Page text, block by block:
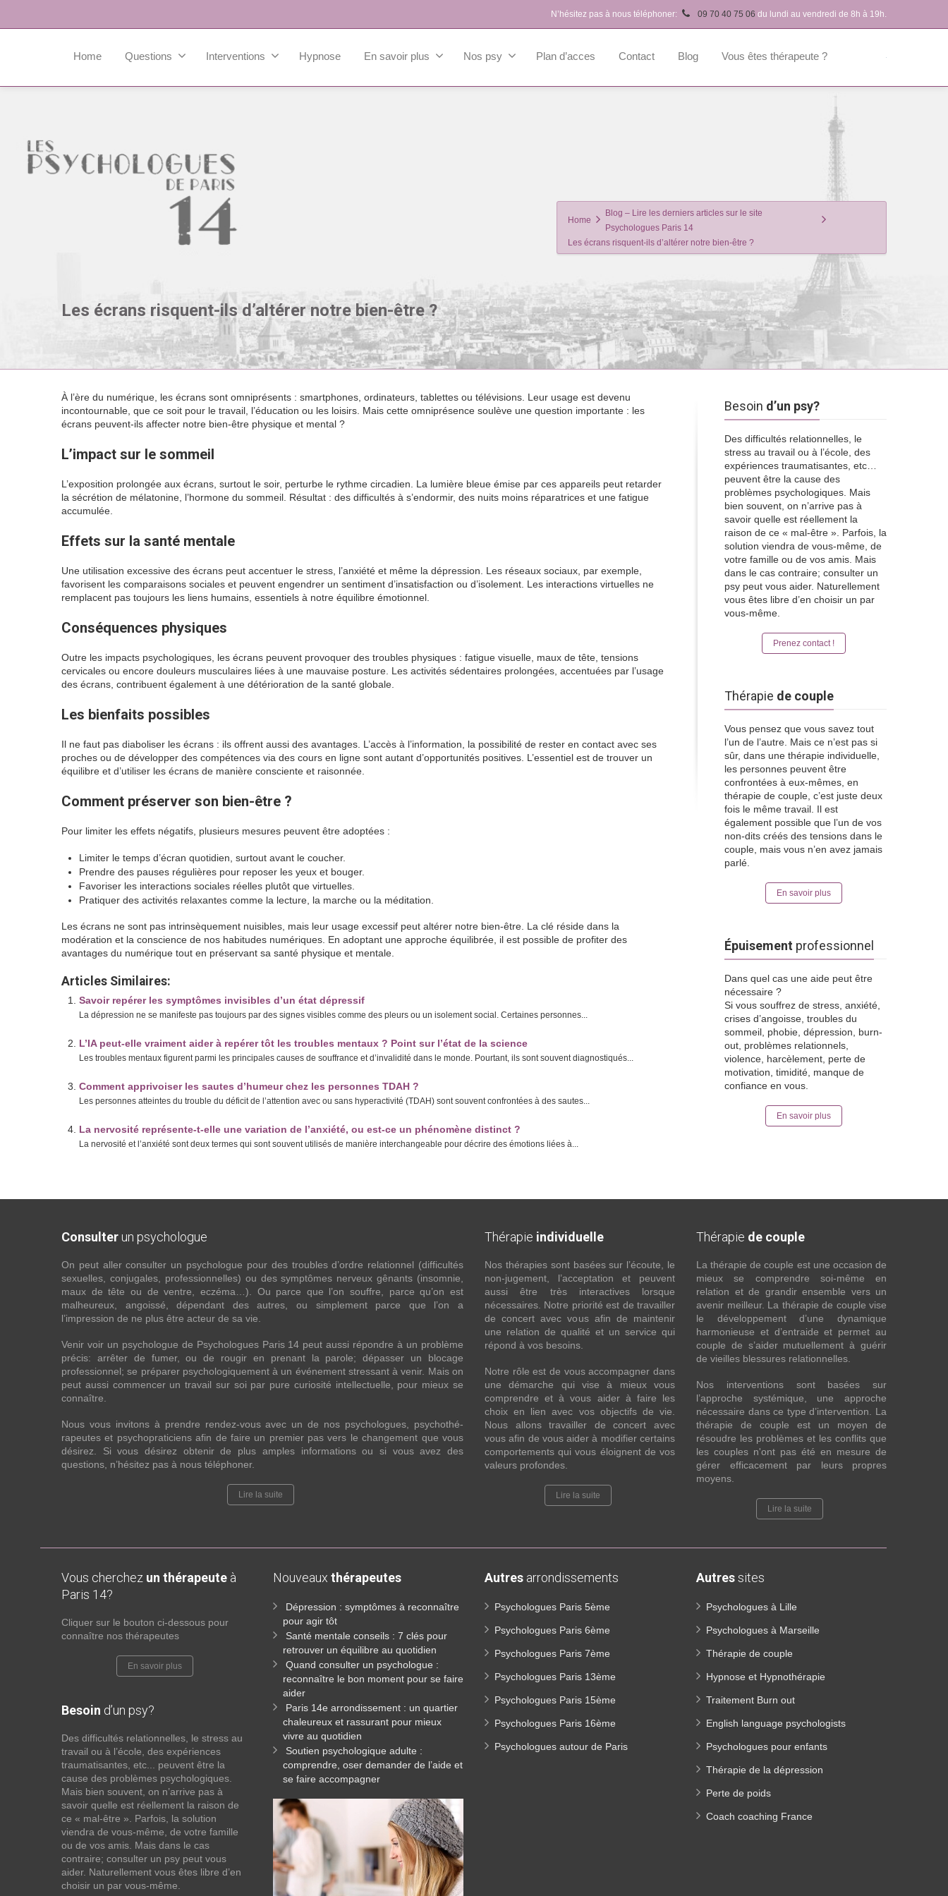
N’hésitez pas à nous téléphoner: 09 70 40 75 06 du lundi au vendredi de 8h à 19h.
Home Questions Interventions Hypnose En savoir plus Nos psy Plan d’acces Contact Blog Vous êtes thérapeute ?
Les écrans risquent-ils d’altérer notre bien-être ?
Home
Blog – Lire les derniers articles sur le site
Psychologues Paris 14
Les écrans risquent-ils d’altérer notre bien-être ?
À l’ère du numérique, les écrans sont omniprésents : smartphones, ordinateurs, tablettes ou télévisions. Leur usage est devenu
incontournable, que ce soit pour le travail, l’éducation ou les loisirs. Mais cette omniprésence soulève une question importante : les
écrans peuvent-ils affecter notre bien-être physique et mental ?
L’impact sur le sommeil
L’exposition prolongée aux écrans, surtout le soir, perturbe le rythme circadien. La lumière bleue émise par ces appareils peut retarder
la sécrétion de mélatonine, l’hormone du sommeil. Résultat : des difficultés à s’endormir, des nuits moins réparatrices et une fatigue
accumulée.
Effets sur la santé mentale
Une utilisation excessive des écrans peut accentuer le stress, l’anxiété et même la dépression. Les réseaux sociaux, par exemple,
favorisent les comparaisons sociales et peuvent engendrer un sentiment d’insatisfaction ou d’isolement. Les interactions virtuelles ne
remplacent pas toujours les liens humains, essentiels à notre équilibre émotionnel.
Conséquences physiques
Outre les impacts psychologiques, les écrans peuvent provoquer des troubles physiques : fatigue visuelle, maux de tête, tensions
cervicales ou encore douleurs musculaires liées à une mauvaise posture. Les activités sédentaires prolongées, accentuées par l’usage
des écrans, contribuent également à une détérioration de la santé globale.
Les bienfaits possibles
Il ne faut pas diaboliser les écrans : ils offrent aussi des avantages. L’accès à l’information, la possibilité de rester en contact avec ses
proches ou de développer des compétences via des cours en ligne sont autant d’opportunités positives. L’essentiel est de trouver un
équilibre et d’utiliser les écrans de manière consciente et raisonnée.
Comment préserver son bien-être ?
Pour limiter les effets négatifs, plusieurs mesures peuvent être adoptées :
Limiter le temps d’écran quotidien, surtout avant le coucher.
Prendre des pauses régulières pour reposer les yeux et bouger.
Favoriser les interactions sociales réelles plutôt que virtuelles.
Pratiquer des activités relaxantes comme la lecture, la marche ou la méditation.
Les écrans ne sont pas intrinsèquement nuisibles, mais leur usage excessif peut altérer notre bien-être. La clé réside dans la
modération et la conscience de nos habitudes numériques. En adoptant une approche équilibrée, il est possible de profiter des
avantages du numérique tout en préservant sa santé physique et mentale.
Articles Similaires:
Savoir repérer les symptômes invisibles d’un état dépressif
La dépression ne se manifeste pas toujours par des signes visibles comme des pleurs ou un isolement social. Certaines personnes...
L’IA peut-elle vraiment aider à repérer tôt les troubles mentaux ? Point sur l’état de la science
Les troubles mentaux figurent parmi les principales causes de souffrance et d’invalidité dans le monde. Pourtant, ils sont souvent diagnostiqués...
Comment apprivoiser les sautes d’humeur chez les personnes TDAH ?
Les personnes atteintes du trouble du déficit de l’attention avec ou sans hyperactivité (TDAH) sont souvent confrontées à des sautes...
La nervosité représente-t-elle une variation de l’anxiété, ou est-ce un phénomène distinct ?
La nervosité et l’anxiété sont deux termes qui sont souvent utilisés de manière interchangeable pour décrire des émotions liées à...
Besoin d’un psy?
Des difficultés relationnelles, le
stress au travail ou à l’école, des
expériences traumatisantes, etc…
peuvent être la cause des
problèmes psychologiques. Mais
bien souvent, on n’arrive pas à
savoir quelle est réellement la
raison de ce « mal-être ». Parfois, la
solution viendra de vous-même, de
votre famille ou de vos amis. Mais
dans le cas contraire; consulter un
psy peut vous aider. Naturellement
vous êtes libre d’en choisir un par
vous-même.
Prenez contact !
Thérapie de couple
Vous pensez que vous savez tout
l’un de l’autre. Mais ce n’est pas si
sûr, dans une thérapie individuelle,
les personnes peuvent être
confrontées à eux-mêmes, en
thérapie de couple, c’est juste deux
fois le même travail. Il est
également possible que l’un de vos
non-dits créés des tensions dans le
couple, mais vous n’en avez jamais
parlé.
En savoir plus
Épuisement professionnel
Dans quel cas une aide peut être
nécessaire ?
Si vous souffrez de stress, anxiété,
crises d’angoisse, troubles du
sommeil, phobie, dépression, burn-
out, problèmes relationnels,
violence, harcèlement, perte de
motivation, timidité, manque de
confiance en vous.
En savoir plus
Consulter un psychologue
On peut aller consulter un psychologue pour des troubles d’ordre relationnel (difficultés
sexuelles, conjugales, professionnelles) ou des symptômes nerveux gênants (insomnie,
maux de tête ou de ventre, eczéma…). Ou parce que l’on souffre, parce qu’on est
malheureux, angoissé, dépendant des autres, ou simplement parce que l’on a
l’impression de ne plus être acteur de sa vie.
Venir voir un psychologue de Psychologues Paris 14 peut aussi répondre à un problème
précis: arrêter de fumer, ou de rougir en prenant la parole; dépasser un blocage
professionnel; se préparer psychologiquement à un événement stressant à venir. Mais on
peut aussi commencer un travail sur soi par pure curiosité intellectuelle, pour mieux se
connaître.
Nous vous invitons à prendre rendez-vous avec un de nos psychologues, psychothé-
rapeutes et psychopraticiens afin de faire un premier pas vers le changement que vous
désirez. Si vous désirez obtenir de plus amples informations ou si vous avez des
questions, n’hésitez pas à nous téléphoner.
Lire la suite
Thérapie individuelle
Nos thérapies sont basées sur l’écoute, le
non-jugement, l’acceptation et peuvent
aussi être très interactives lorsque
nécessaires. Notre priorité est de travailler
de concert avec vous afin de maintenir
une relation de qualité et un service qui
répond à vos besoins.
Notre rôle est de vous accompagner dans
une démarche qui vise à mieux vous
comprendre et à vous aider à faire les
choix en lien avec vos objectifs de vie.
Nous allons travailler de concert avec
vous afin de vous aider à modifier certains
comportements qui vous éloignent de vos
valeurs profondes.
Lire la suite
Thérapie de couple
La thérapie de couple est une occasion de
mieux se comprendre soi-même en
relation et de grandir ensemble vers un
avenir meilleur. La thérapie de couple vise
le développement d’une dynamique
harmonieuse et d’entraide et permet au
couple de s’aider mutuellement à guérir
de vieilles blessures relationnelles.
Nos interventions sont basées sur
l’approche systémique, une approche
nécessaire dans ce type d’intervention. La
thérapie de couple est un moyen de
résoudre les problèmes et les conflits que
les couples n'ont pas été en mesure de
gérer efficacement par leurs propres
moyens.
Lire la suite
Vous cherchez un thérapeute à
Paris 14?
Cliquer sur le bouton ci-dessous pour
connaître nos thérapeutes
En savoir plus
Besoin d’un psy?
Des difficultés relationnelles, le stress au
travail ou à l’école, des expériences
traumatisantes, etc... peuvent être la
cause des problèmes psychologiques.
Mais bien souvent, on n’arrive pas à
savoir quelle est réellement la raison de
ce « mal-être ». Parfois, la solution
viendra de vous-même, de votre famille
ou de vos amis. Mais dans le cas
contraire; consulter un psy peut vous
aider. Naturellement vous êtes libre d’en
choisir un par vous-même.
Nouveaux thérapeutes
Dépression : symptômes à reconnaître
pour agir tôt
Santé mentale conseils : 7 clés pour
retrouver un équilibre au quotidien
Quand consulter un psychologue :
reconnaître le bon moment pour se faire
aider
Paris 14e arrondissement : un quartier
chaleureux et rassurant pour mieux
vivre au quotidien
Soutien psychologique adulte :
comprendre, oser demander de l’aide et
se faire accompagner
Autres arrondissements
Psychologues Paris 5ème
Psychologues Paris 6ème
Psychologues Paris 7ème
Psychologues Paris 13ème
Psychologues Paris 15ème
Psychologues Paris 16ème
Psychologues autour de Paris
Autressites
Psychologues à Lille
Psychologues à Marseille
Thérapie de couple
Hypnose et Hypnothérapie
Traitement Burn out
English language psychologists
Psychologues pour enfants
Thérapie de la dépression
Perte de poids
Coach coaching France